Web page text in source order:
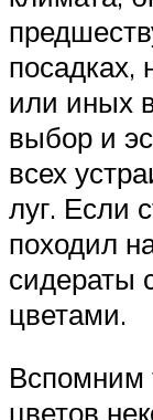
посадках,
или иных
выбор и
всех
луг. Если
походил
сидераты
цветами.
Вспомним
цветов